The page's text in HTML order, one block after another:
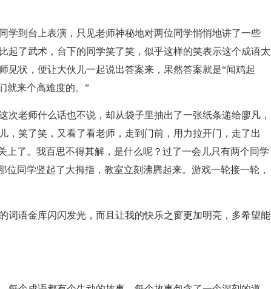
学到台上表演，只见老师神秘地对两位同学悄悄地讲了一些
起了武术，台下的同学笑了笑，似乎这样的笑表示这个成语太
见状，便让大伙儿一起说出答案来，果然答案就是“闻鸡起
就来个高难度的。”
次老师什么话也不说，却从袋子里抽出了一张纸条递给廖凡，
，笑了笑，又看了看老师，走到门前，用力拉开门，走了出
上了。我百思不得其解，是什么呢？过了一会儿只有两个同学
位同学竖起了大拇指，教室立刻沸腾起来。游戏一轮接一轮，
词语金库闪闪发光，而且让我的快乐之窗更加明亮，多希望能